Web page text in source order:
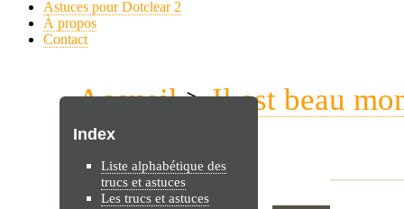
Astuces pour Dotclear 2
À propos
Contact
Accueil>Il est beau
DC2
Index
Liste alphabétique des
trucs et astuces
Les trucs et astuces